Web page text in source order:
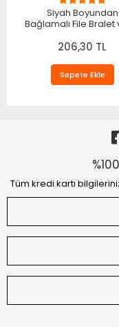
Siyah Boyundan
Bağlamalı File Bralet
TM1482
206,30 TL
Sepete Ekle
Tüm kredi kartı